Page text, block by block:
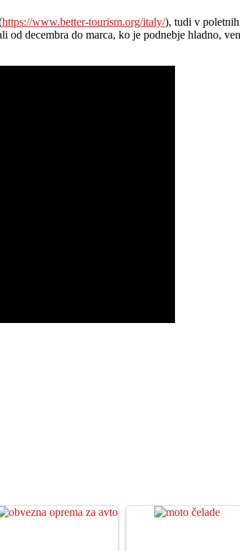
https://www.better-tourism.org/italy/), tudi v poletnih
decembra do marca, ko je podnebje hladno,